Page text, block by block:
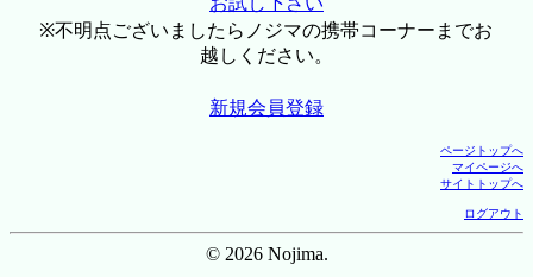
※不明点ございましたらノジマの携帯コーナーまでお
越しください。
新規会員登録
ページトップへ
マイページへ
サイトトップへ
ログアウト
© 2026 Nojima.